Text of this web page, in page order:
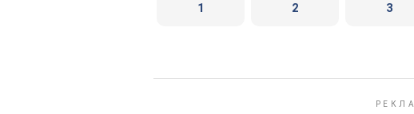
1 2 3